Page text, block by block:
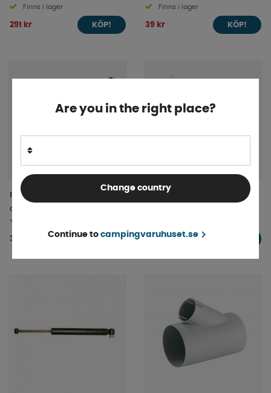
Finns i lager
291 kr KÖP!
Finns i lager
39 kr KÖP!
ProPlus Anslutningskabel 150
cm 230V Till 3xCEE
319 kr KÖP!
Dometic Packning Till AC &
1 359 kr
Are you in the right place?
Change country
Continue to campingvaruhuset.se